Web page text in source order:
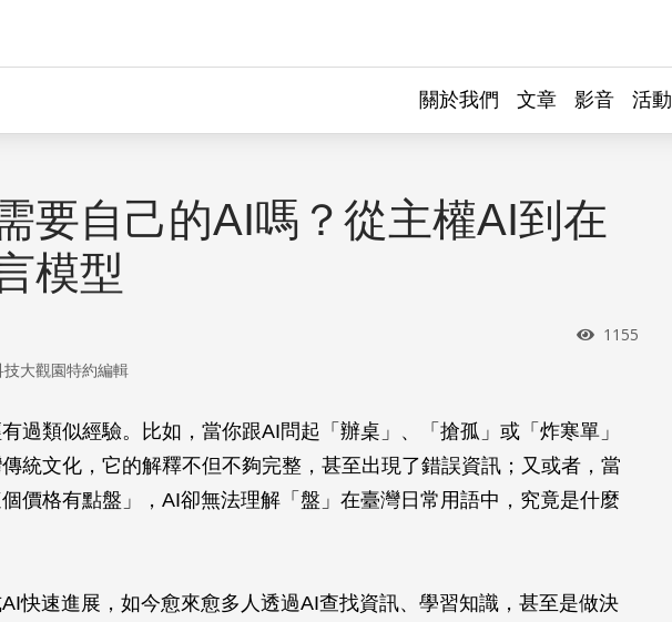
關於我們 文章 影音 活動
要自己的AI嗎？從主權AI到在
模型
瀏覽次數
1155
技大觀園特約編輯
過類似經驗。比如，當你跟AI問起「辦桌」、「搶孤」或「炸寒單」
統文化，它的解釋不但不夠完整，甚至出現了錯誤資訊；又或者，當
價格有點盤」，AI卻無法理解「盤」在臺灣日常用語中，究竟是什麼
快速進展，如今愈來愈多人透過AI查找資訊、學習知識，甚至是做決